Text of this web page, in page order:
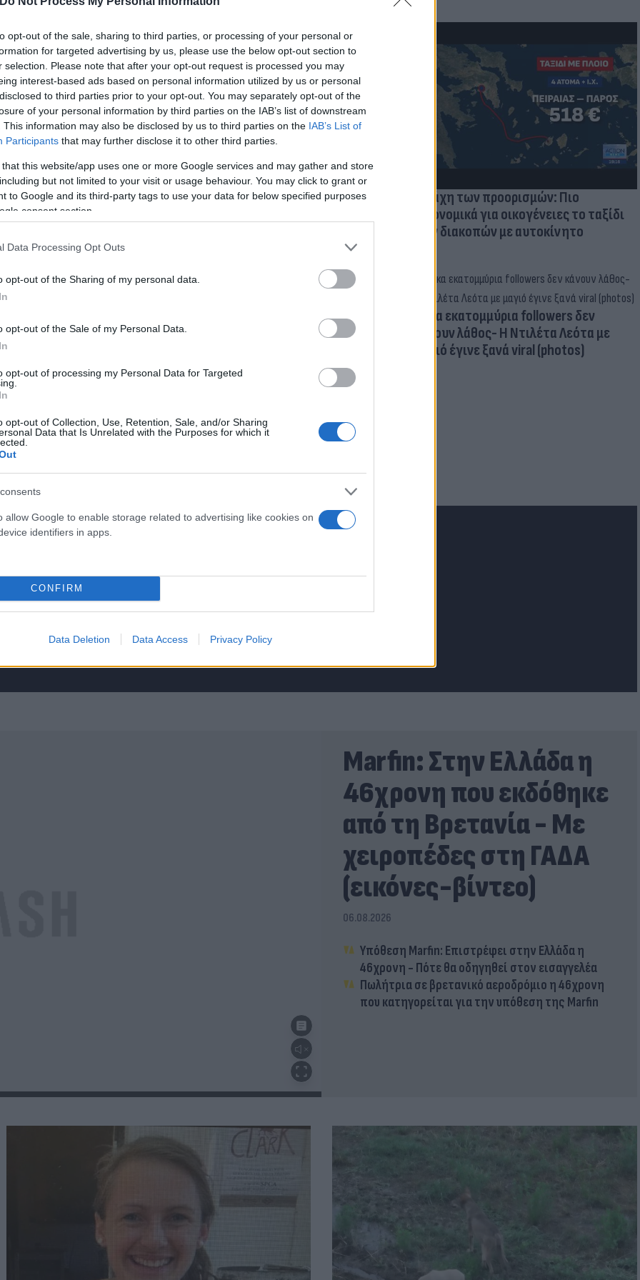
opt-out of the sale, sharing to third parties, or processing of your personal or
for targeted advertising by us, please use the below opt-out section to
selection. Please note that after your opt-out request is processed you may
interest-based ads based on personal information utilized by us or personal
to third parties prior to your opt-out. You may separately opt-out of the
of your personal information by third parties on the IAB’s list of downstream
This information may also be disclosed by us to third parties on the IAB’s List of
Participants that may further disclose it to other third parties.
that this website/app uses one or more Google services and may gather and store
but not limited to your visit or usage behaviour. You may click to grant or
to Google and its third-party tags to use your data for below specified purposes
consent section.
Data Processing Opt Outs
opt-out of the Sharing of my personal data.
opt-out of the Sale of my Personal Data.
opt-out of processing my Personal Data for Targeted
opt-out of Collection, Use, Retention, Sale, and/or Sharing
Data that Is Unrelated with the Purposes for which it
allow Google to enable storage related to advertising like cookies on
identifiers in apps.
CONFIRM
Data Deletion Data Access Privacy Policy
στην παρουσίαση του
κόσμου στο γήπεδο
(video)
Skin dysmorphia: Όταν η εμμονή με το
«τέλειο» δέρμα αποτελεί πρόβλημα
ψυχικής υγείας
Η μάχη των προορισμών: Πιο
οικονομικά για οικογένειες το ταξίδι
των διακοπών με αυτοκίνητο
μας
Τουρκία: Μετά το... φρένο για τα F-35
Δέκα εκατομμύρια followers δεν
κάνουν λάθος- Η Ντιλέτα Λεότα με
μαγιό έγινε ξανά viral (photos)
μένεις στο σκοτάδι... ακολούθησε το Flash.gr
Marfin: Στην Ελλάδα η
46χρονη που εκδόθηκε
από τη Βρετανία - Με
χειροπέδες στη ΓΑΔΑ
(εικόνες-βίντεο)
06.08.2026
Υπόθεση Marfin: Επιστρέφει στην Ελλάδα η
46χρονη - Πότε θα οδηγηθεί στον εισαγγελέα
Πωλήτρια σε βρετανικό αεροδρόμιο η 46χρονη
που κατηγορείται για την υπόθεση της Marfin